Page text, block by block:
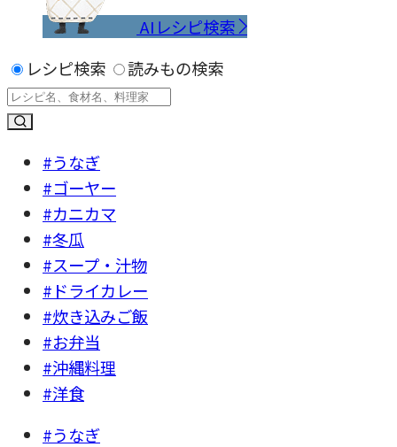
AIレシピ検索
レシピ検索
読みもの検索
#うなぎ
#ゴーヤー
#カニカマ
#冬瓜
#スープ・汁物
#ドライカレー
#炊き込みご飯
#お弁当
#沖縄料理
#洋食
#うなぎ